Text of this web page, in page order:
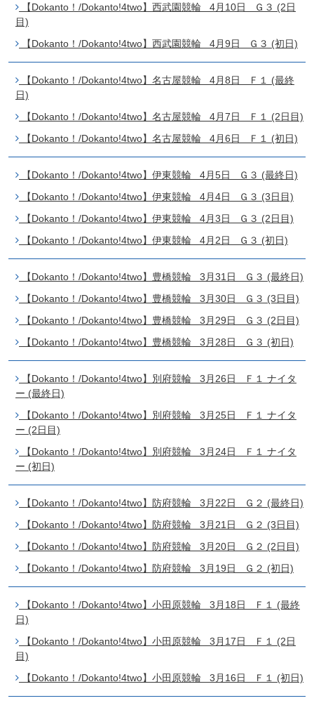
【Dokanto！/Dokanto!4two】西武園競輪 4月10日 Ｇ３ (2日
目)
【Dokanto！/Dokanto!4two】西武園競輪 4月9日 Ｇ３ (初日)
【Dokanto！/Dokanto!4two】名古屋競輪 4月8日 Ｆ１ (最終
日)
【Dokanto！/Dokanto!4two】名古屋競輪 4月7日 Ｆ１ (2日目)
【Dokanto！/Dokanto!4two】名古屋競輪 4月6日 Ｆ１ (初日)
【Dokanto！/Dokanto!4two】伊東競輪 4月5日 Ｇ３ (最終日)
【Dokanto！/Dokanto!4two】伊東競輪 4月4日 Ｇ３ (3日目)
【Dokanto！/Dokanto!4two】伊東競輪 4月3日 Ｇ３ (2日目)
【Dokanto！/Dokanto!4two】伊東競輪 4月2日 Ｇ３ (初日)
【Dokanto！/Dokanto!4two】豊橋競輪 3月31日 Ｇ３ (最終日)
【Dokanto！/Dokanto!4two】豊橋競輪 3月30日 Ｇ３ (3日目)
【Dokanto！/Dokanto!4two】豊橋競輪 3月29日 Ｇ３ (2日目)
【Dokanto！/Dokanto!4two】豊橋競輪 3月28日 Ｇ３ (初日)
【Dokanto！/Dokanto!4two】別府競輪 3月26日 Ｆ１ ナイタ
ー (最終日)
【Dokanto！/Dokanto!4two】別府競輪 3月25日 Ｆ１ ナイタ
ー (2日目)
【Dokanto！/Dokanto!4two】別府競輪 3月24日 Ｆ１ ナイタ
ー (初日)
【Dokanto！/Dokanto!4two】防府競輪 3月22日 Ｇ２ (最終日)
【Dokanto！/Dokanto!4two】防府競輪 3月21日 Ｇ２ (3日目)
【Dokanto！/Dokanto!4two】防府競輪 3月20日 Ｇ２ (2日目)
【Dokanto！/Dokanto!4two】防府競輪 3月19日 Ｇ２ (初日)
【Dokanto！/Dokanto!4two】小田原競輪 3月18日 Ｆ１ (最終
日)
【Dokanto！/Dokanto!4two】小田原競輪 3月17日 Ｆ１ (2日
目)
【Dokanto！/Dokanto!4two】小田原競輪 3月16日 Ｆ１ (初日)